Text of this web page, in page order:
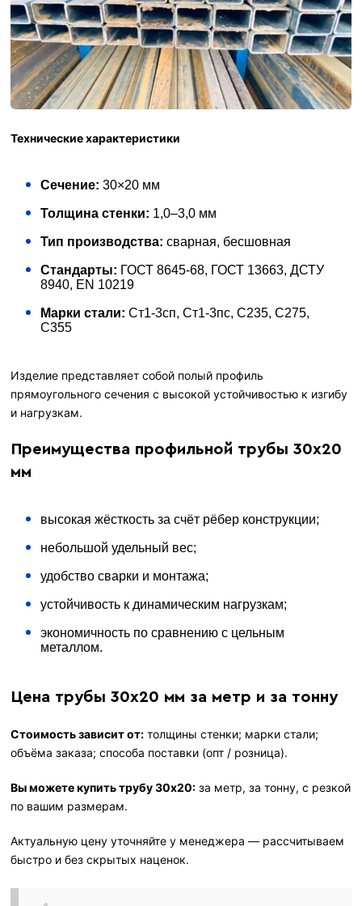
Технические характеристики
Сечение: 30×20 мм
Толщина стенки: 1,0–3,0 мм
Тип производства: сварная, бесшовная
Стандарты: ГОСТ 8645-68, ГОСТ 13663, ДСТУ
8940, EN 10219
Марки стали: Ст1-3сп, Ст1-3пс, С235, С275,
С355
Изделие представляет собой полый профиль
прямоугольного сечения с высокой устойчивостью к изгибу
и нагрузкам.
Преимущества профильной трубы 30х20
мм
высокая жёсткость за счёт рёбер конструкции;
небольшой удельный вес;
удобство сварки и монтажа;
устойчивость к динамическим нагрузкам;
экономичность по сравнению с цельным
металлом.
Цена трубы 30х20 мм за метр и за тонну
Стоимость зависит от: толщины стенки; марки стали;
объёма заказа; способа поставки (опт / розница).
Вы можете купить трубу 30х20: за метр, за тонну, с резкой
по вашим размерам.
Актуальную цену уточняйте у менеджера — рассчитываем
быстро и без скрытых наценок.